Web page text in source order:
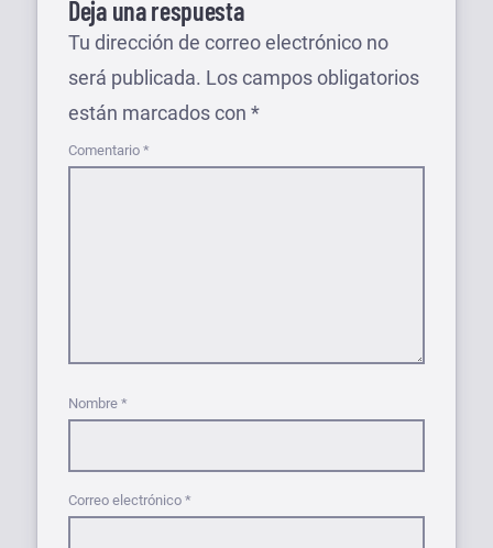
Deja una respuesta
Tu dirección de correo electrónico no
será publicada. Los campos obligatorios
están marcados con *
Comentario *
Nombre *
Correo electrónico *